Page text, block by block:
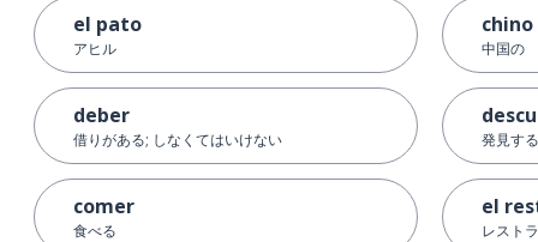
el pato
アヒル
deber
借りがある; しなくてはいけない
comer
食べる
chino
中国の
発見す
el
レスト